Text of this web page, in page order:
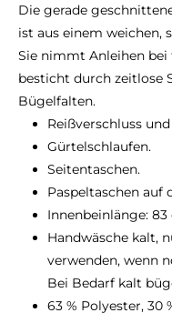
Die gerade
ist aus einem
Sie nimmt Anleihen
besticht durch zeitlose
Bügelfalten.
Reißverschluss
Gürtelschlaufen.
Seitentaschen.
Paspeltaschen auf
Innenbeinlänge:
Handwäsche kalt,
verwenden, wenn
Bei Bedarf kalt
63 % Polyester, 30